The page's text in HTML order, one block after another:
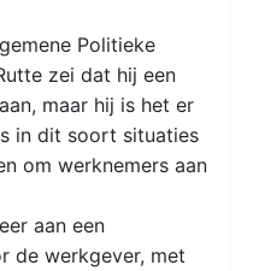
Politieke
zei dat hij een
maar hij is het er
in dit soort situaties
om werknemers aan
aan een
de werkgever, met